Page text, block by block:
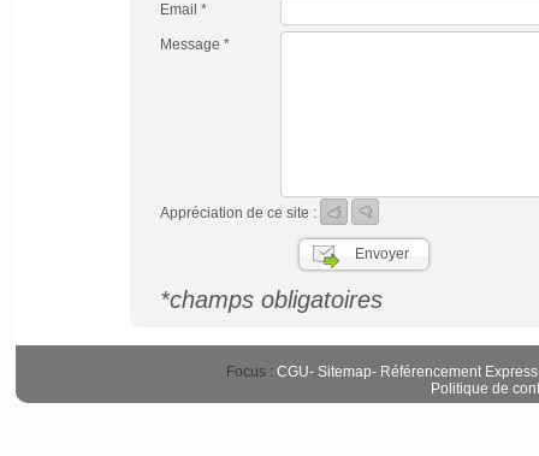
Email *
Message *
Appréciation de ce site :
*champs obligatoires
Focus : CGU- Sitemap- Référencement Express
Politique de